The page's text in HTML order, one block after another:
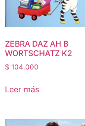
ZEBRA DAZ AH B
WORTSCHATZ K2
$ 104.000
Leer más